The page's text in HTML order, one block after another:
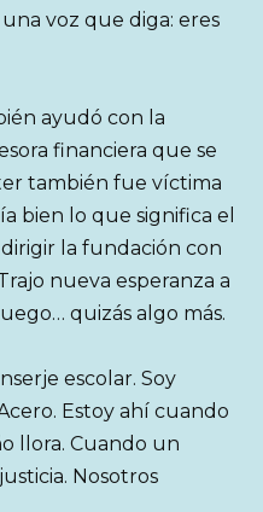
voz que diga: eres
ayudó con la
financiera que se
también fue víctima
bien lo que significa el
la fundación con
nueva esperanza a
quizás algo más.
escolar. Soy
Estoy ahí cuando
llora. Cuando un
Nosotros